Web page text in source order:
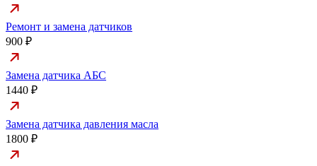
Ремонт и замена датчиков
900 ₽
Замена датчика АБС
1440 ₽
Замена датчика давления масла
1800 ₽